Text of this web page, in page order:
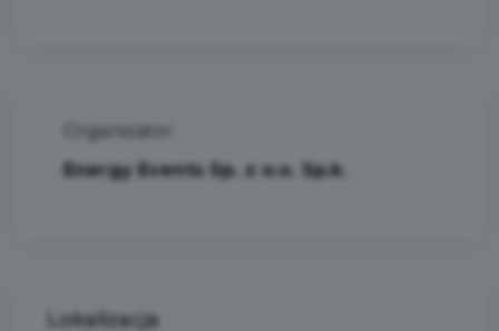
Organizator:
Energy Events Sp. z o.o. Sp.k.
Lokalizacja